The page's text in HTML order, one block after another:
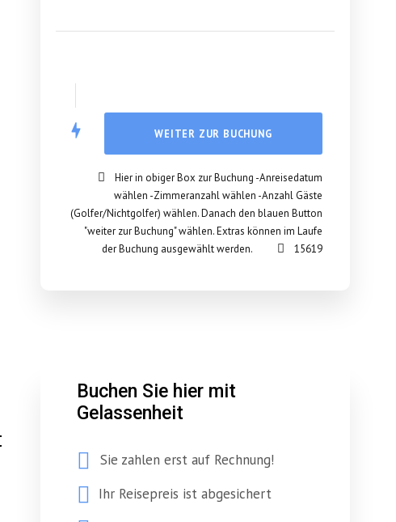
Hier in obiger Box zur Buchung -Anreisedatum
wählen -Zimmeranzahl wählen -Anzahl Gäste
(Golfer/Nichtgolfer) wählen. Danach den blauen Button
"weiter zur Buchung" wählen. Extras können im Laufe
der Buchung ausgewählt werden.
15619
Buchen Sie hier mit
Gelassenheit
Sie zahlen erst auf Rechnung!
Ihr Reisepreis ist abgesichert